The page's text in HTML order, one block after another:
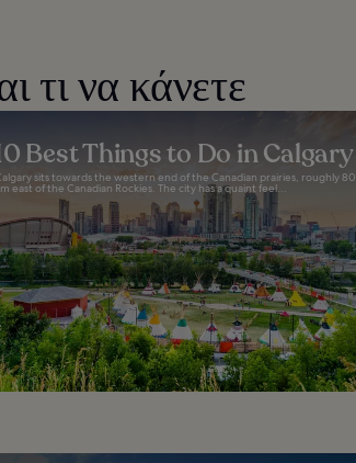
τι να κάνετε
Best Things to Do in Calgary
sits towards the western end of the Canadian prairies, roughly 80
east of the Canadian Rockies. The city has a quaint feel...